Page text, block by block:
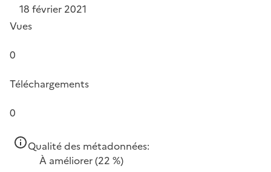
18 février 2021
Vues
0
Téléchargements
0
Qualité des métadonnées:
À améliorer(22 %)